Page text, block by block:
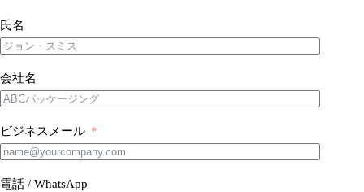
氏名
会社名
ビジネスメール
電話 / WhatsApp